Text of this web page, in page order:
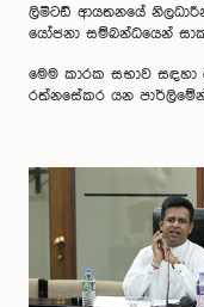
ලිමිටඩ් ආයතනයේ
යෝජනා සම්බන්ධයෙන්
මෙම කාරක සභාව
රත්නසේකර යන